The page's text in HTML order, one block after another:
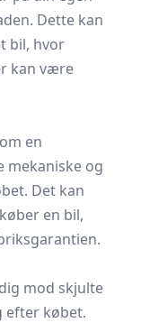
Dette kan
bil, hvor
kan være
en
og
Det kan
en bil,
mod skjulte
efter købet.